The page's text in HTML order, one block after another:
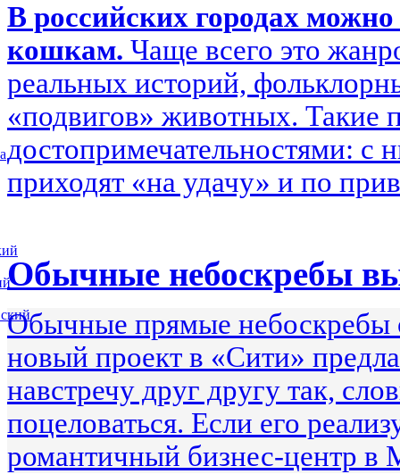
В российских городах
кошкам. Чаще всего это
реальных историй,
«подвигов» животных. Такие
достопримечательностями:
приходят «на удачу» и по
Обычные небоскребы
Обычные прямые небоскребы
новый проект в «Сити»
навстречу друг другу так,
поцеловаться. Если его
романтичный бизнес-центр в